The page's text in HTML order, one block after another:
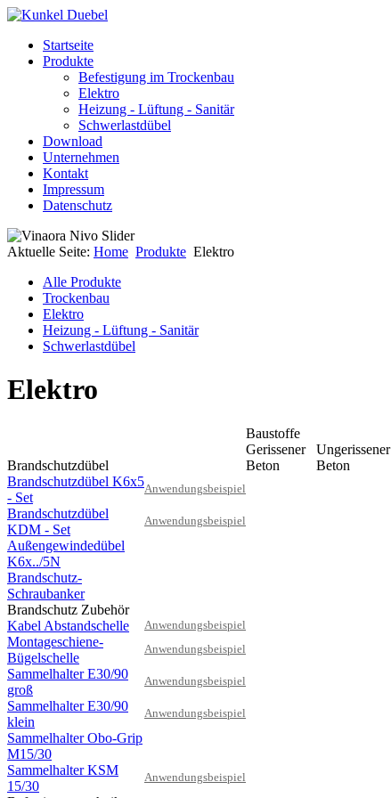
Startseite
Produkte
Befestigung im Trockenbau
Elektro
Heizung - Lüftung - Sanitär
Schwerlastdübel
Download
Unternehmen
Kontakt
Impressum
Datenschutz
Aktuelle Seite: Home Produkte Elektro
Alle Produkte
Trockenbau
Elektro
Heizung - Lüftung - Sanitär
Schwerlastdübel
Elektro
Baustoffe
Brandschutzdübel
Gerissener
Beton
Ungerissener
Beton
Brandschutzdübel K6x5
- Set
Anwendungsbeispiel
Brandschutzdübel
KDM - Set
Anwendungsbeispiel
Außengewindedübel
K6x../5N
Brandschutz-
Schraubanker
Brandschutz Zubehör
Kabel Abstandschelle
Anwendungsbeispiel
Montageschiene-
Bügelschelle
Anwendungsbeispiel
Sammelhalter E30/90
groß
Anwendungsbeispiel
Sammelhalter E30/90
klein
Anwendungsbeispiel
Sammelhalter Obo-Grip
M15/30
Sammelhalter KSM
15/30
Anwendungsbeispiel